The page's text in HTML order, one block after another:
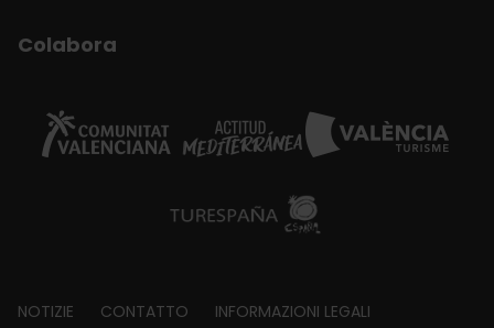
Colabora
NOTIZIE CONTATTO INFORMAZIONI LEGALI